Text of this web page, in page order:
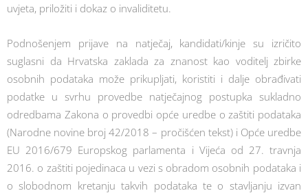
uvjeta, priložiti i dokaz o invaliditetu.
Podnošenjem prijave na natječaj, kandidati/kinje su izričito
suglasni da Hrvatska zaklada za znanost kao voditelj zbirke
osobnih podataka može prikupljati, koristiti i dalje obrađivati
podatke u svrhu provedbe natječajnog postupka sukladno
odredbama Zakona o provedbi opće uredbe o zaštiti podataka
(Narodne novine broj 42/2018 – pročišćen tekst) i Opće uredbe
EU 2016/679 Europskog parlamenta i Vijeća od 27. travnja
2016. o zaštiti pojedinaca u vezi s obradom osobnih podataka i
o slobodnom kretanju takvih podataka te o stavljanju izvan